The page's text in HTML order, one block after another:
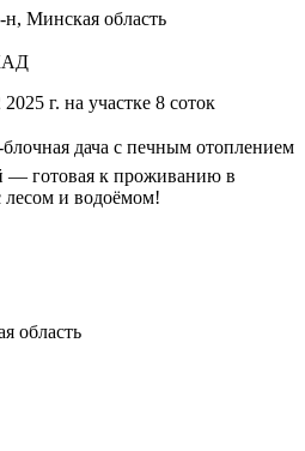
Минская область
г. на участке 8 соток
дача с печным отоплением
— готовая к проживанию в
и водоёмом!
область